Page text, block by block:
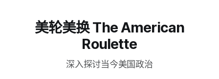
美轮美换 The American
Roulette
深入探讨当今美国政治